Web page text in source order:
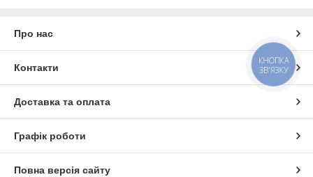
Про нас
Контакти
Доставка та оплата
Графік роботи
Повна версія сайту
КНОПКА
ЗВ'ЯЗКУ